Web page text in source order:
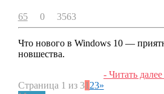
65 0 3563
Что нового в Windows 10 —
новшества.
- Читать
Страница 1 из 31 23»